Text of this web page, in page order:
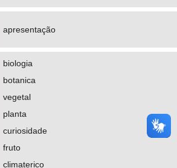
apresentação
biologia
botanica
vegetal
planta
curiosidade
fruto
climaterico